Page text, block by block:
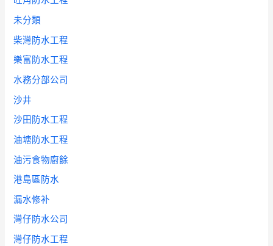
未分類
柴灣防水工程
樂富防水工程
水務分部公司
沙井
沙田防水工程
油塘防水工程
油污食物廚餘
港島區防水
漏水修补
灣仔防水公司
灣仔防水工程